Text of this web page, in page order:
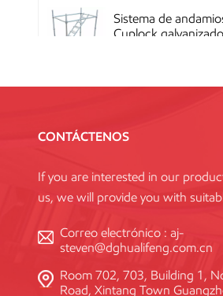
Sistema de
Cuplock
en polvo para la
Andamio Layher
resistencia Q345
estándar
CONTÁCTENOS
If you are interested in our
us, we will provide you with
Correo electrónico : aj-
steven@dghualifeng.com.cn
Room 702, 703, Building 1,
Road, Xintang Town